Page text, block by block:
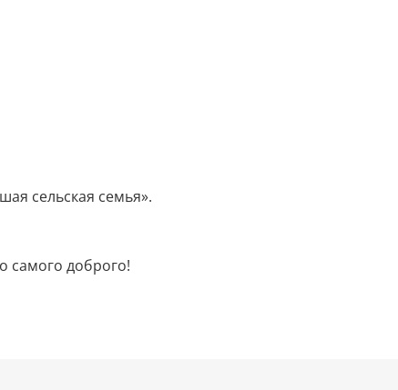
сельская семья».
самого доброго!